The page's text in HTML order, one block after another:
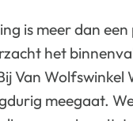
is meer dan
het
Van Wolfswinkel
meegaat.